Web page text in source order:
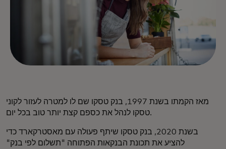
מאז הקמתו בשנת 1997, בנק טסקו שם לו למטרה לעזור לקוני
טסקו לנהל את כספם קצת יותר טוב בכל יום.
בשנת 2020, בנק טסקו שיתף פעולה עם מאסטרקארד כדי
להציע את תכונת הבנקאות הפתוחה "תשלום לפי בנק"